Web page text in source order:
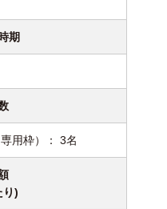
期
用枠）： 3名
り)